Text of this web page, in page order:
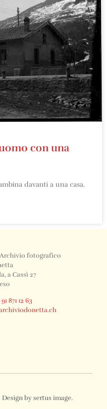
con una
davanti a una casa.
fotografico
a Cassì 27
871 12 63
by sertus image.